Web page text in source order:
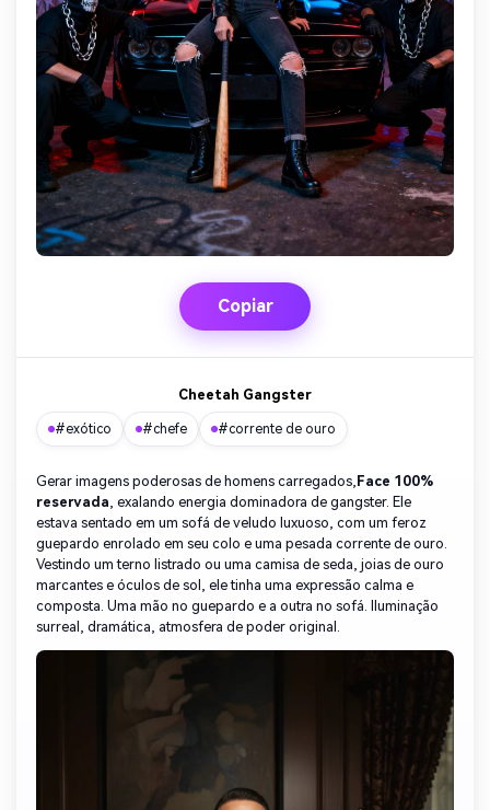
Copiar
Cheetah Gangster
#exótico #chefe #corrente de ouro
Gerar imagens poderosas de homens carregados, Face 100%
reservada , exalando energia dominadora de gangster. Ele
estava sentado em um sofá de veludo luxuoso, com um feroz
guepardo enrolado em seu colo e uma pesada corrente de ouro.
Vestindo um terno listrado ou uma camisa de seda, joias de ouro
marcantes e óculos de sol, ele tinha uma expressão calma e
composta. Uma mão no guepardo e a outra no sofá. Iluminação
surreal, dramática, atmosfera de poder original.